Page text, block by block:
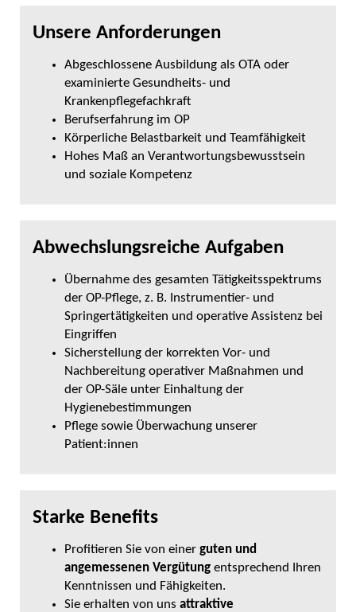
Unsere Anforderungen
Abgeschlossene Ausbildung als OTA oder
examinierte Gesundheits- und
Krankenpflegefachkraft
Berufserfahrung im OP
Körperliche Belastbarkeit und Teamfähigkeit
Hohes Maß an Verantwortungsbewusstsein
und soziale Kompetenz
Abwechslungsreiche Aufgaben
Übernahme des gesamten Tätigkeits­spektrums
der OP-Pflege, z. B. Instrumentier- und
Springer­tätigkeiten und operative Assistenz bei
Eingriffen
Sicherstellung der korrekten Vor- und
Nachbereitung operativer Maßnahmen und
der OP-Säle unter Einhaltung der
Hygienebestimmungen
Pflege sowie Über­wachung unserer
Patient:innen
Starke Benefits
Profitieren Sie von einer guten und
angemessenen Vergütung entsprechend Ihren
Kenntnissen und Fähigkeiten.
Sie erhalten von uns attraktive